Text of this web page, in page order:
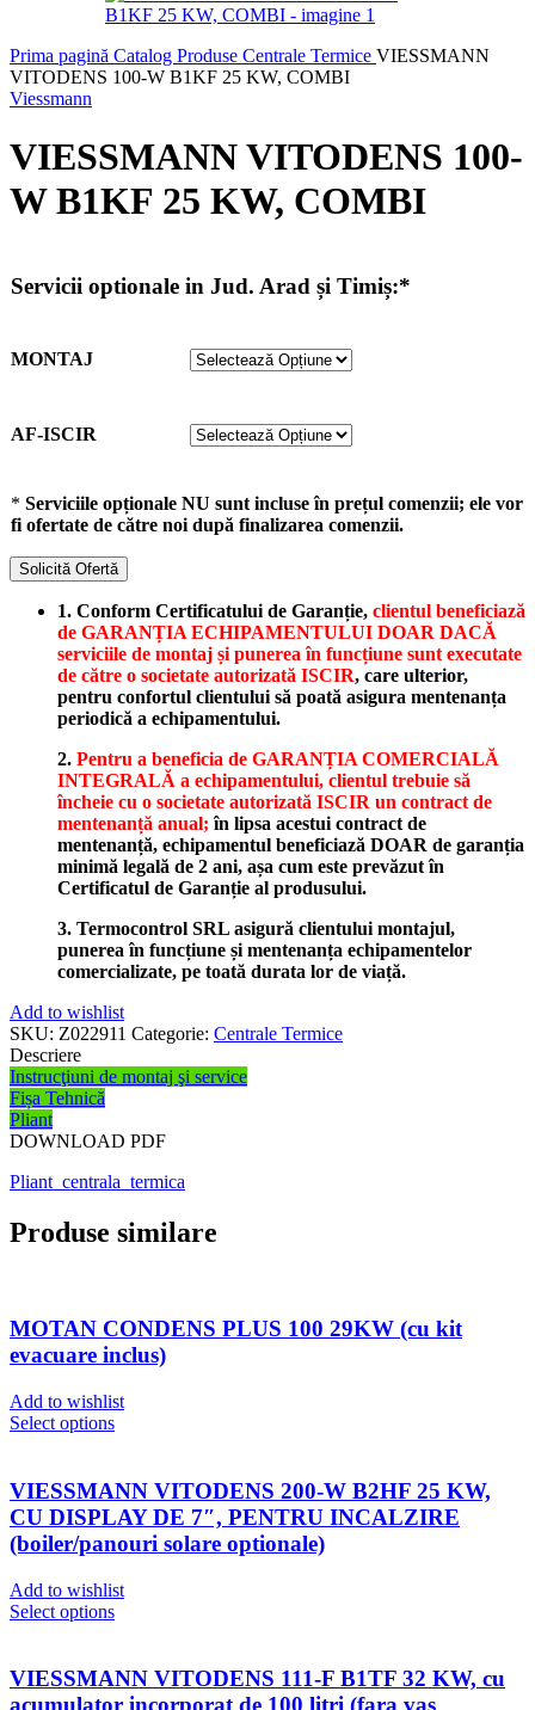
Prima pagină Catalog Produse Centrale Termice VIESSMANN
VITODENS 100-W B1KF 25 KW, COMBI
Viessmann
VIESSMANN VITODENS 100-
W B1KF 25 KW, COMBI
Servicii optionale in Jud. Arad și Timiș:*
MONTAJ
AF-ISCIR
* Serviciile opționale NU sunt incluse în prețul comenzii; ele vor
fi ofertate de către noi după finalizarea comenzii.
Solicită Ofertă
1. Conform Certificatului de Garanție, clientul beneficiază
de GARANȚIA ECHIPAMENTULUI DOAR DACĂ
serviciile de montaj și punerea în funcțiune sunt executate
de către o societate autorizată ISCIR, care ulterior,
pentru confortul clientului să poată asigura mentenanța
periodică a echipamentului.
2. Pentru a beneficia de GARANȚIA COMERCIALĂ
INTEGRALĂ a echipamentului, clientul trebuie să
încheie cu o societate autorizată ISCIR un contract de
mentenanță anual; în lipsa acestui contract de
mentenanță, echipamentul beneficiază DOAR de garanția
minimă legală de 2 ani, așa cum este prevăzut în
Certificatul de Garanție al produsului.
3. Termocontrol SRL asigură clientului montajul,
punerea în funcțiune și mentenanța echipamentelor
comercializate, pe toată durata lor de viață.
Add to wishlist
SKU: Z022911 Categorie: Centrale Termice
Descriere
Instrucţiuni de montaj şi service
Fișa Tehnică
Pliant
DOWNLOAD PDF
Pliant_centrala_termica
Produse similare
MOTAN CONDENS PLUS 100 29KW (cu kit
evacuare inclus)
Add to wishlist
Select options
VIESSMANN VITODENS 200-W B2HF 25 KW,
CU DISPLAY DE 7″, PENTRU INCALZIRE
(boiler/panouri solare optionale)
Add to wishlist
Select options
VIESSMANN VITODENS 111-F B1TF 32 KW, cu
acumulator incorporat de 100 litri (fara vas